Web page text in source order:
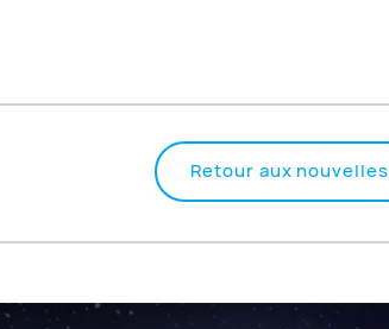
Retour aux nouvelles